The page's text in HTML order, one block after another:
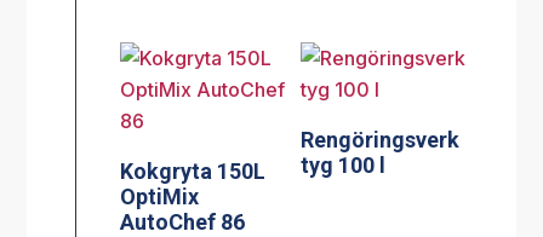
Kokgryta 150L
OptiMix
AutoChef 86
Rengöringsverk
tyg 100 l